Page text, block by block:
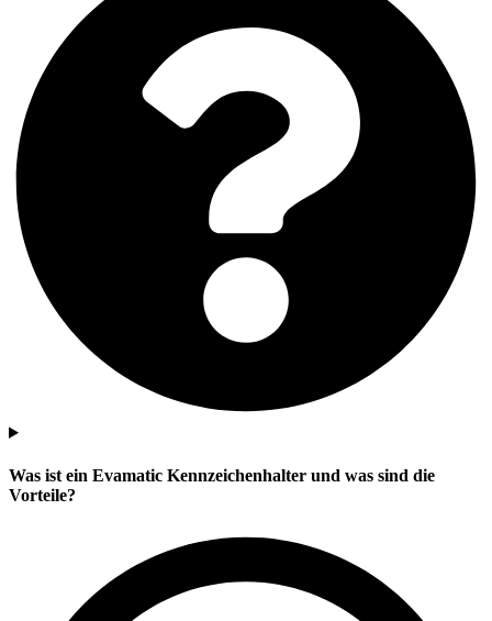
Was ist ein Evamatic Kennzeichenhalter und was sind die
Vorteile?